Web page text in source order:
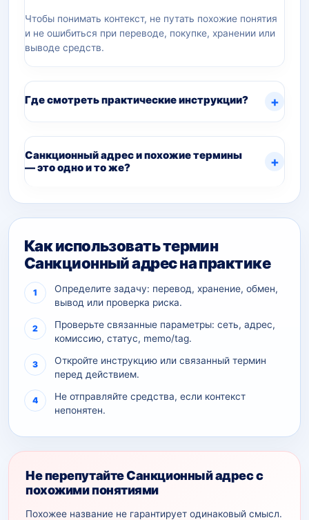
Чтобы понимать контекст, не путать похожие понятия
и не ошибиться при переводе, покупке, хранении или
выводе средств.
Где смотреть практические инструкции?
Санкционный адрес и похожие термины
— это одно и то же?
Как использовать термин
Санкционный адрес на практике
Определите задачу: перевод, хранение, обмен,
вывод или проверка риска.
Проверьте связанные параметры: сеть, адрес,
комиссию, статус, memo/tag.
Откройте инструкцию или связанный термин
перед действием.
Не отправляйте средства, если контекст
непонятен.
Не перепутайте Санкционный адрес с
похожими понятиями
Похожее название не гарантирует одинаковый смысл.